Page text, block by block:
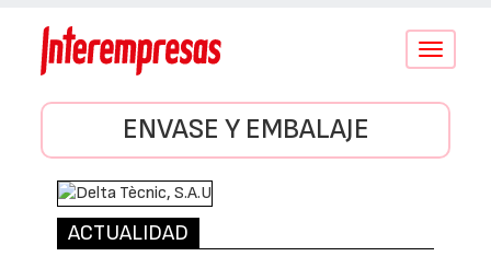
Conmutar
ENVASE Y EMBALAJE
ACTUALIDAD